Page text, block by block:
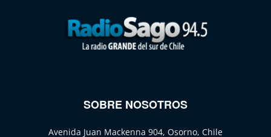
SOBRE NOSOTROS
Avenida Juan Mackenna 904, Osorno, Chile